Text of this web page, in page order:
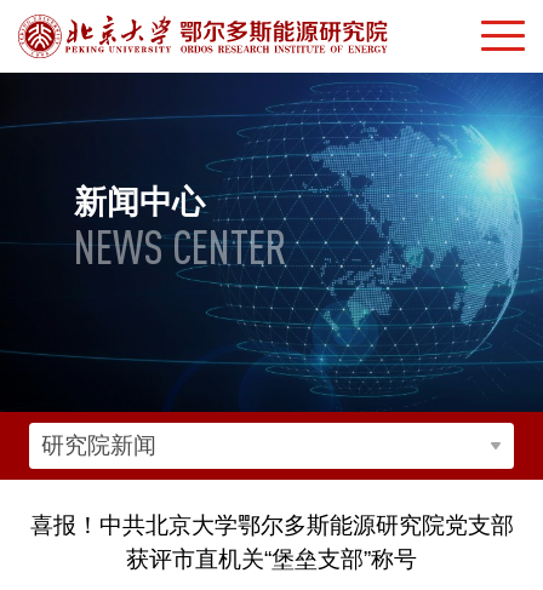
新闻中心
NEWS CENTER
研究院新闻
喜报！中共北京大学鄂尔多斯能源研究院党支部
获评市直机关“堡垒支部”称号